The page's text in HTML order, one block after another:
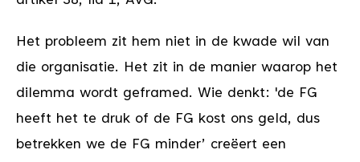
Het probleem zit hem niet in de kwade wil van
die organisatie. Het zit in de manier waarop het
dilemma wordt geframed. Wie denkt: 'de FG
heeft het te druk of de FG kost ons geld, dus
betrekken we de FG minder’ creëert een